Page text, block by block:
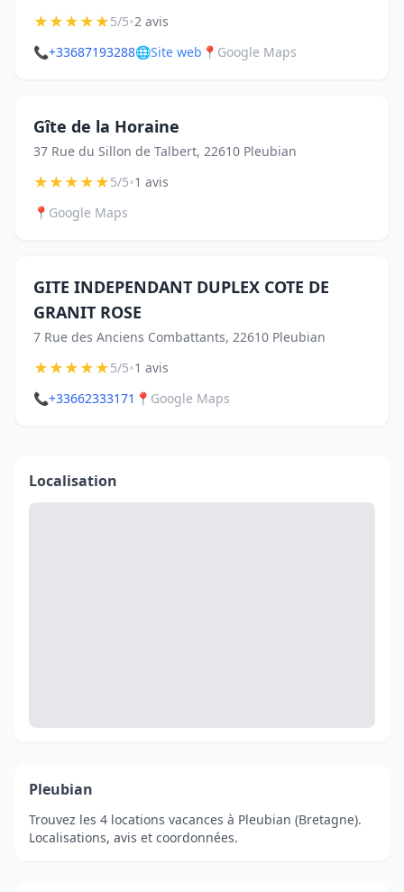
★★★★★5/5•2 avis
📞+33687193288🌐Site web 📍 Google Maps
Gîte de la Horaine
37 Rue du Sillon de Talbert, 22610 Pleubian
★★★★★5/5•1 avis
📍 Google Maps
GITE INDEPENDANT DUPLEX COTE DE
GRANIT ROSE
7 Rue des Anciens Combattants, 22610 Pleubian
★★★★★5/5•1 avis
📞+33662333171 📍 Google Maps
Localisation
Pleubian
Trouvez les 4 locations vacances à Pleubian (Bretagne).
Localisations, avis et coordonnées.